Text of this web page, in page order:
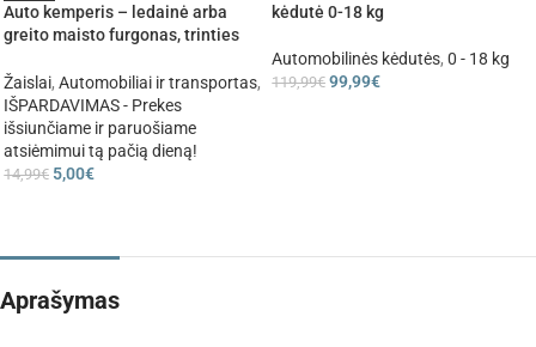
Auto kemperis – ledainė arba
greito maisto furgonas, trinties
Žaislai, Automobiliai ir transportas,
IŠPARDAVIMAS - Prekes
išsiunčiame ir paruošiame
atsiėmimui tą pačią dieną!
14,99€ 5,00€
kėdutė 0-18 kg
Automobilinės kėdutės, 0 - 18 kg
119,99€ 99,99€
Aprašymas